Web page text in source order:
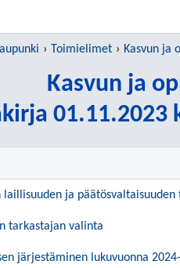
Toimielimet Kasvun ja
Kasvun ja
01.11.2023
laillisuuden ja
tarkastajan valinta
järjestäminen lukuvuonna